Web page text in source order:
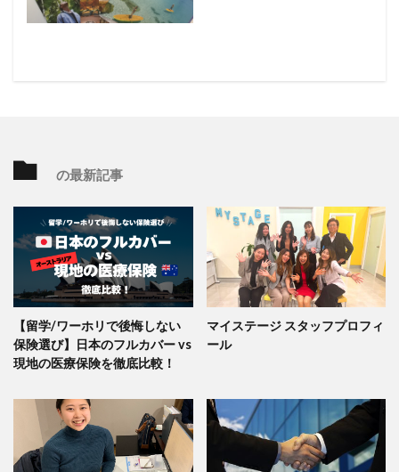
の最新記事
【留学/ワーホリで後悔しない
保険選び】日本のフルカバー vs
現地の医療保険を徹底比較！
マイステージ スタッフプロフィ
ール